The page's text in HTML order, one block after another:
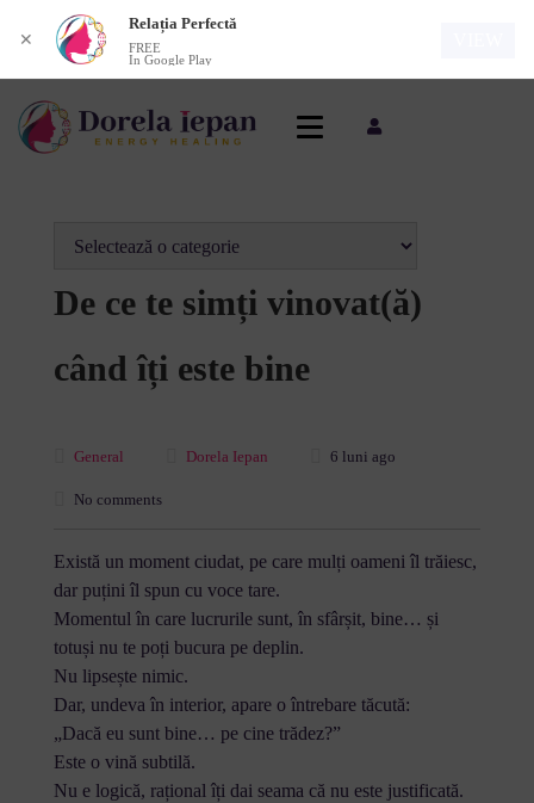
De ce te simți vinovat(ă)
când îți este bine
General Dorela Iepan 6 luni ago
No comments
Există un moment ciudat, pe care mulți oameni îl trăiesc,
dar puțini îl spun cu voce tare.
Momentul în care lucrurile sunt, în sfârșit, bine… și
totuși nu te poți bucura pe deplin.
Nu lipsește nimic.
Dar, undeva în interior, apare o întrebare tăcută:
„Dacă eu sunt bine… pe cine trădez?”
Este o vină subtilă.
Nu e logică, rațional îți dai seama că nu este justificată.
✕
Relația Perfectă
FREE
In Google Play